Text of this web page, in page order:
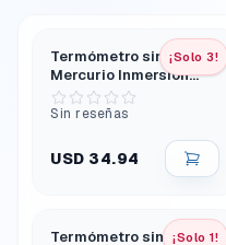
¡Solo 3!
Termómetro sin
Mercurio Inmersión
Total - 20 °C a 150 °C
305 mm
Sin reseñas
USD 34.94
¡Solo 1!
Termómetro sin